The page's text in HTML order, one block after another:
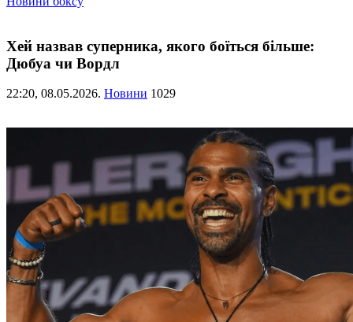
Хей назвав суперника, якого боїться більше:
Дюбуа чи Вордл
22:20, 08.05.2026. Новини 1029